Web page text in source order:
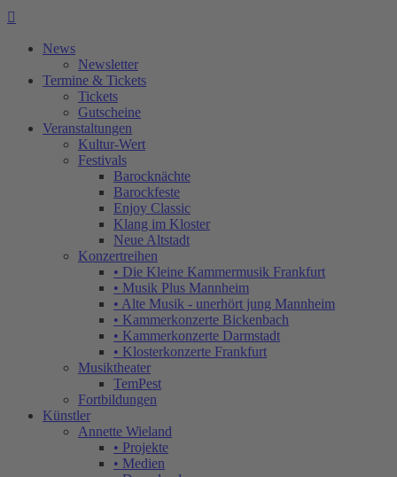

News
Newsletter
Termine & Tickets
Tickets
Gutscheine
Veranstaltungen
Kultur-Wert
Festivals
Barocknächte
Barockfeste
Enjoy Classic
Klang im Kloster
Neue Altstadt
Konzertreihen
• Die Kleine Kammermusik Frankfurt
• Musik Plus Mannheim
• Alte Musik - unerhört jung Mannheim
• Kammerkonzerte Bickenbach
• Kammerkonzerte Darmstadt
• Klosterkonzerte Frankfurt
Musiktheater
TemPest
Fortbildungen
Künstler
Annette Wieland
• Projekte
• Medien